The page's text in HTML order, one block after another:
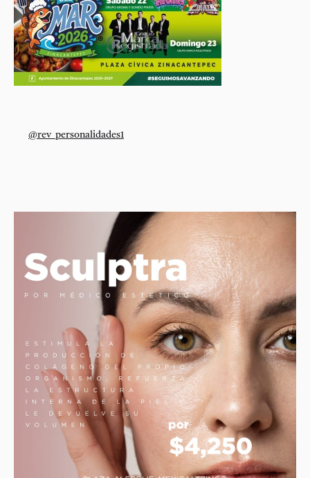
@rev_personalidades1